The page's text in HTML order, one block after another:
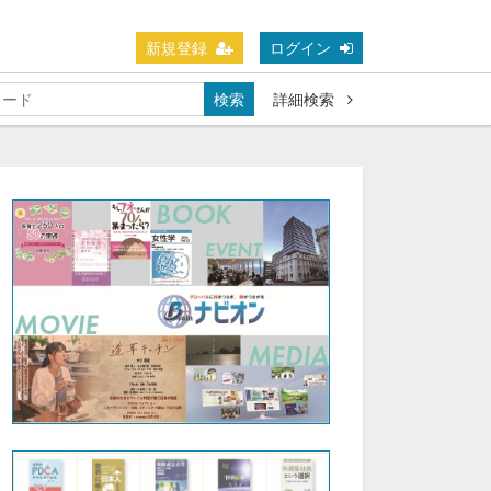
新規登録 ログイン
検索 詳細検索